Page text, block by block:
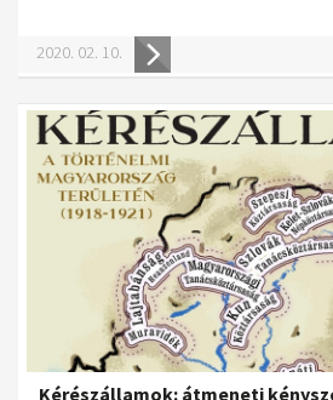
2020. 02. 10.
Kérészállamok: átmeneti